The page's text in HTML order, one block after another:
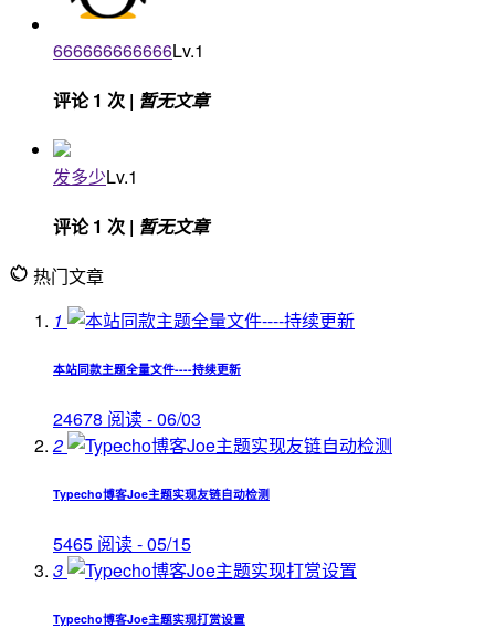
666666666666Lv.1
评论 1 次 | 暂无文章
发多少Lv.1
评论 1 次 | 暂无文章
热门文章
1
本站同款主题全量文件----持续更新
24678 阅读 - 06/03
2
Typecho博客Joe主题实现友链自动检测
5465 阅读 - 05/15
3
Typecho博客Joe主题实现打赏设置